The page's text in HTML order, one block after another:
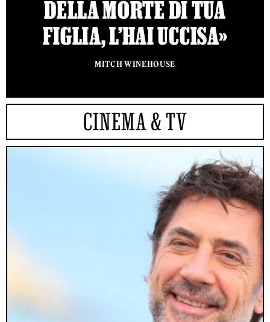
DELLA MORTE DI TUA
FIGLIA, L’HAI UCCISA»
MITCH WINEHOUSE
CINEMA & TV